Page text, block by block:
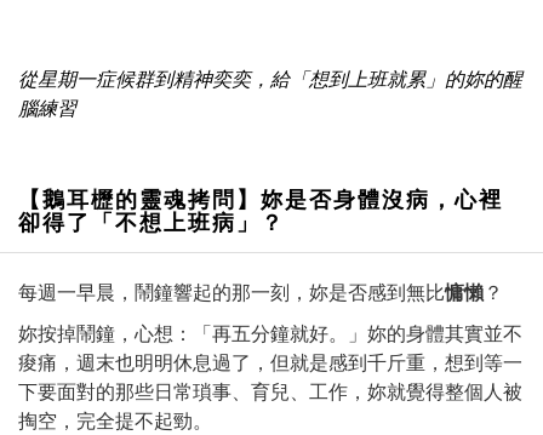
從星期一症候群到精神奕奕，給「想到上班就累」的妳的醒
腦練習
【鵝耳櫪的靈魂拷問】妳是否身體沒病，心裡
卻得了「不想上班病」？
每週一早晨，鬧鐘響起的那一刻，妳是否感到無比慵懶？
妳按掉鬧鐘，心想：「再五分鐘就好。」妳的身體其實並不
痠痛，週末也明明休息過了，但就是感到千斤重，想到等一
下要面對的那些日常瑣事、育兒、工作，妳就覺得整個人被
掏空，完全提不起勁。